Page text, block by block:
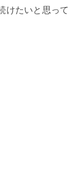
けたいと思って